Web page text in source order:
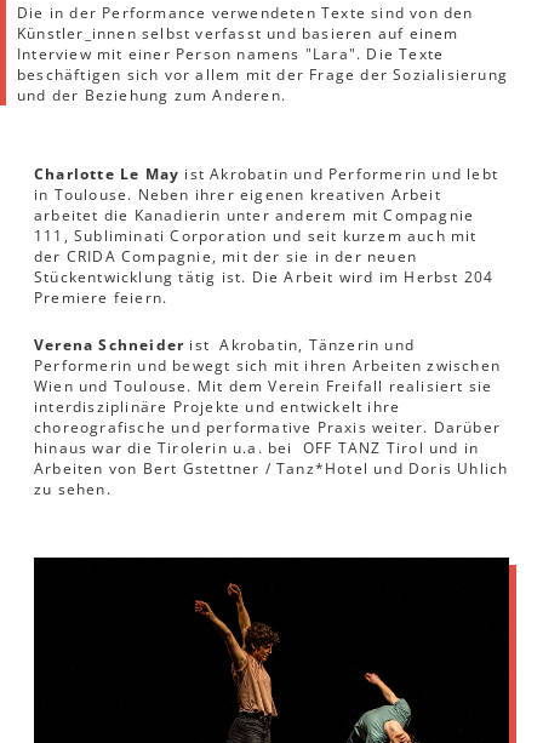
Die in der Performance verwendeten Texte sind von den
Künstler_innen selbst verfasst und basieren auf einem
Interview mit einer Person namens "Lara". Die Texte
beschäftigen sich vor allem mit der Frage der Sozialisierung
und der Beziehung zum Anderen.
Charlotte Le May ist Akrobatin und Performerin und lebt
in Toulouse. Neben ihrer eigenen kreativen Arbeit
arbeitet die Kanadierin unter anderem mit Compagnie
111, Subliminati Corporation und seit kurzem auch mit
der CRIDA Compagnie, mit der sie in der neuen
Stückentwicklung tätig ist. Die Arbeit wird im Herbst 204
Premiere feiern.
Verena Schneider ist Akrobatin, Tänzerin und
Performerin und bewegt sich mit ihren Arbeiten zwischen
Wien und Toulouse. Mit dem Verein Freifall realisiert sie
interdisziplinäre Projekte und entwickelt ihre
choreografische und performative Praxis weiter. Darüber
hinaus war die Tirolerin u.a. bei OFF TANZ Tirol und in
Arbeiten von Bert Gstettner / Tanz*Hotel und Doris Uhlich
zu sehen.